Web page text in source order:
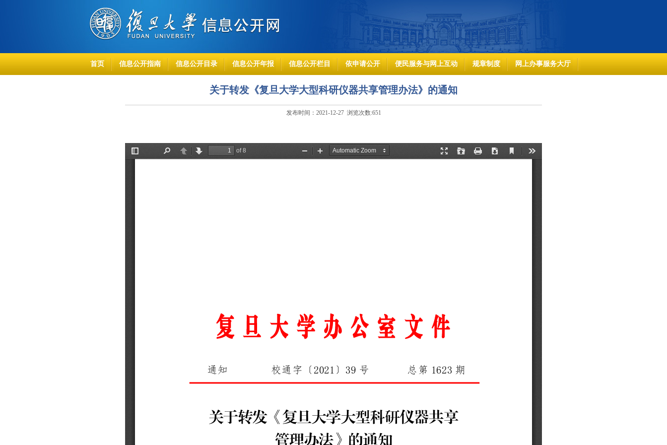
首页 信息公开指南 信息公开目录 信息公开年报 信息公开栏目 依申请公开 便民服务与网上互动 规章制度 网上办事服务大厅
关于转发《复旦大学大型科研仪器共享管理办法》的通知
发布时间：2021-12-27 浏览次数:651